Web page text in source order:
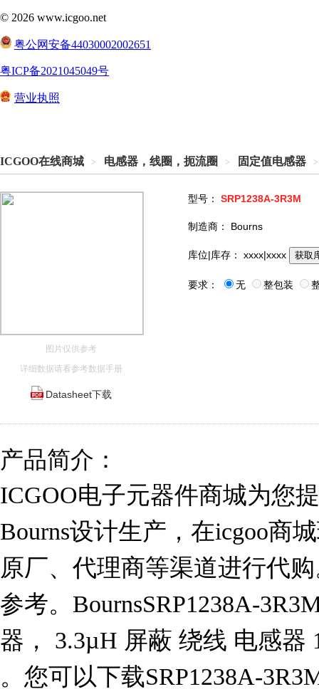
ICGOO在线商城 > 电感器，线圈，扼流圈 > 固定值电感器 >
图片仅供参考
详细数据请看参考数据手册
Datasheet下载
型号： SRP1238A-3R3M
制造商： Bourns
库位|库存： xxxx|xxxx 获取
要求： 无 整包装
产品简介：
ICGOO电子元器件商城为您
Bourns设计生产，在icgoo商
原厂、代理商等渠道进行代
参考。BournsSRP1238A-
器， 3.3µH 屏蔽 绕线 电感器
。您可以下载SRP1238A-